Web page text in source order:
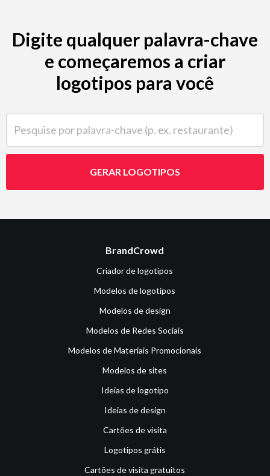
Digite qualquer palavra-chave
e começaremos a criar
logotipos para você
GERAR LOGOTIPOS
BrandCrowd
Criador de logotipos
Modelos de logotipos
Modelos de design
Modelos de Redes Sociais
Modelos de Materiais Promocionais
Modelos de sites
Ideias de logotipo
Ideias de design
Cartões de visita
Logotipos grátis
Cartões de visita gratuitos